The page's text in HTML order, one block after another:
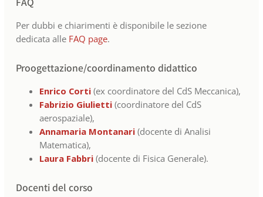
FAQ
Per dubbi e chiarimenti è disponibile le sezione
dedicata alle FAQ page.
Proogettazione/coordinamento didattico
Enrico Corti (ex coordinatore del CdS Meccanica),
Fabrizio Giulietti (coordinatore del CdS
aerospaziale),
Annamaria Montanari (docente di Analisi
Matematica),
Laura Fabbri (docente di Fisica Generale).
Docenti del corso